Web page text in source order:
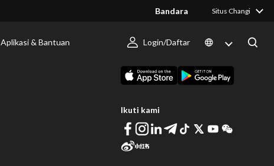
Bandara Situs Changi
Aplikasi & Bantuan Login/Daftar
Ikuti kami